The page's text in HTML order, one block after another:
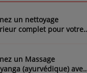
un nettoyage
complet pour votre
un Massage
(ayurvédique) avec